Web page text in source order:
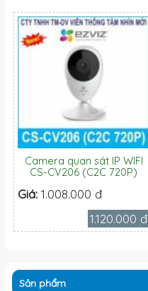
Camera quan sát IP WIFI
CS-CV206 (C2C 720P)
Giá: 1.008.000 đ
1.120.000 đ
Sản phẩm